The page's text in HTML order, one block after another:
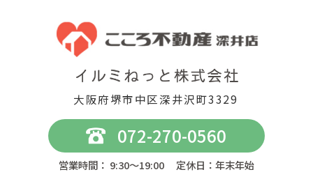
大阪府堺市中区深井沢町3329
072-270-0560
営業時間： 9:30～19:00 定休日：年末年始